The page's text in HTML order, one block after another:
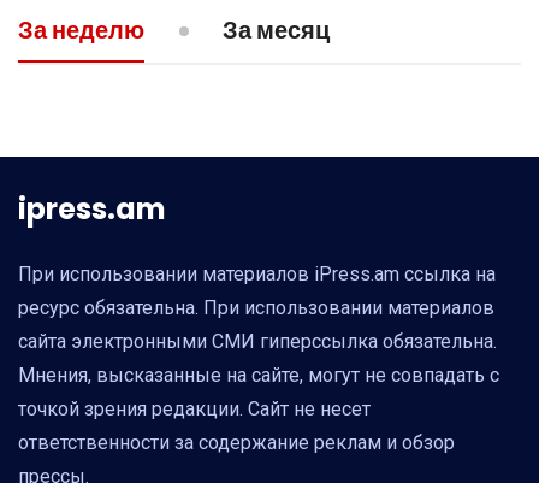
Пашинян заявил о готовности Армении
За неделю За месяц
ipress.am
При использовании материалов iPress.am ссылка на
ресурс обязательна. При использовании материалов
сайта электронными СМИ гиперссылка обязательна.
Мнения, высказанные на сайте, могут не совпадать с
точкой зрения редакции. Сайт не несет
ответственности за содержание реклам и обзор
прессы.